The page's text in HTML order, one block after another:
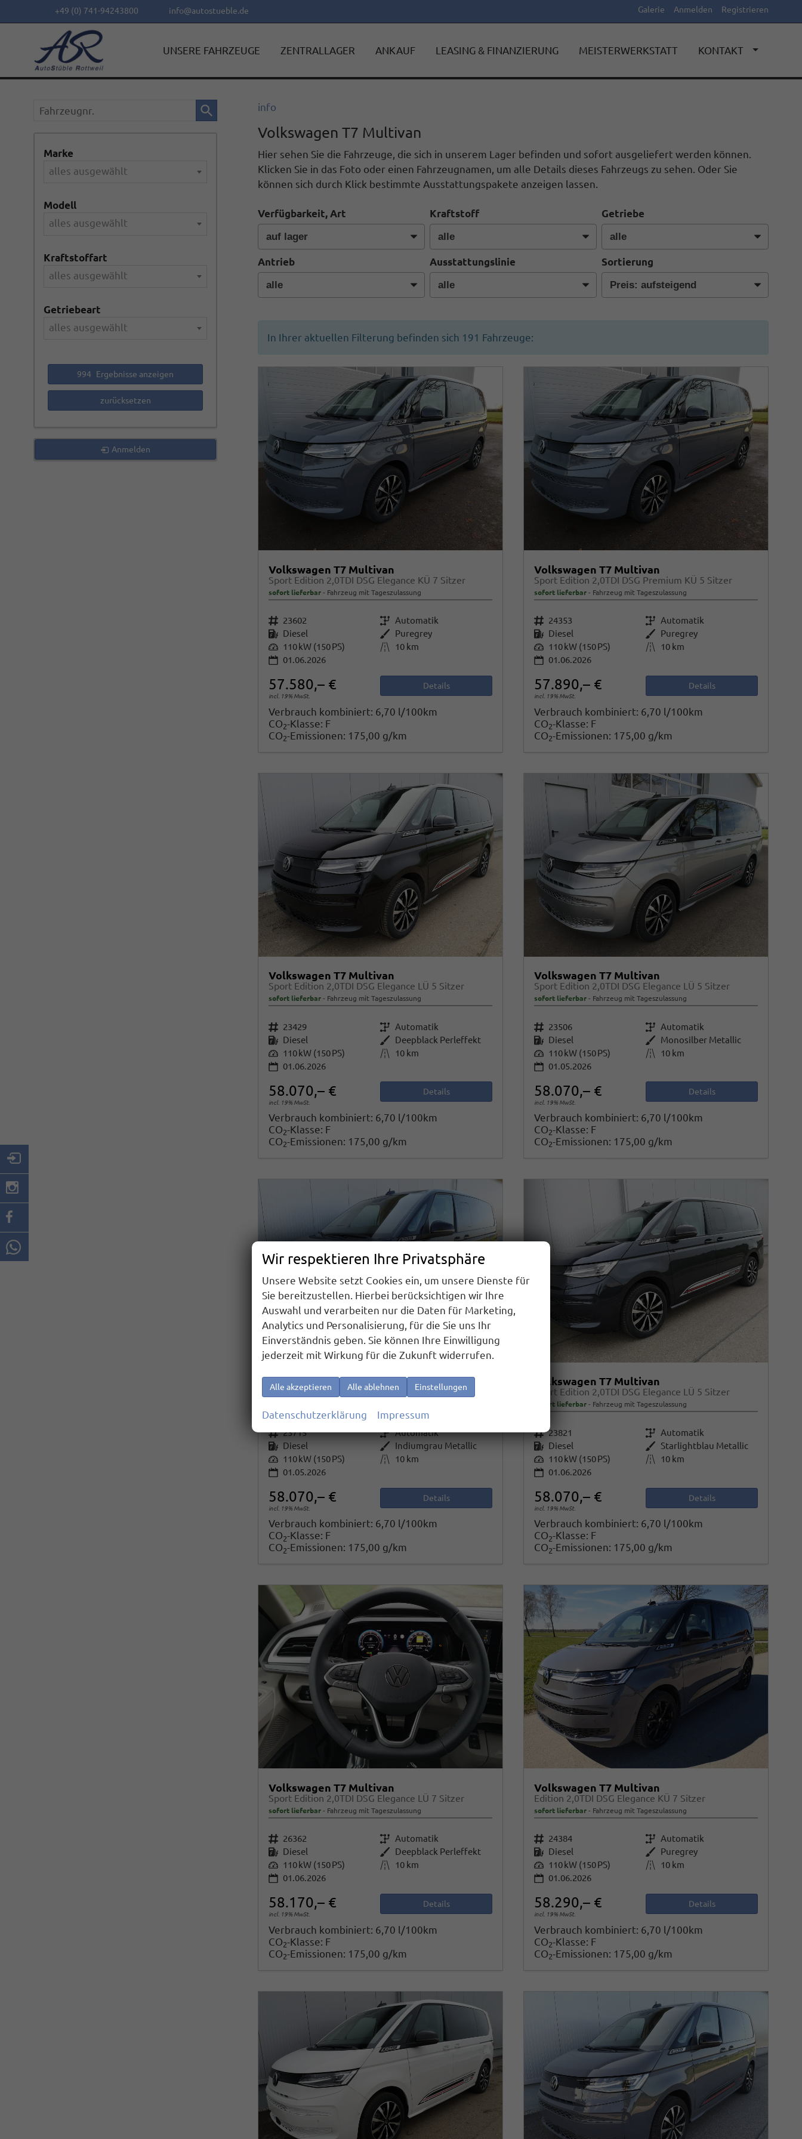
+49 (0) 741-94243800 info@autostueble.de Galerie Anmelden Registrieren
UNSERE FAHRZEUGE ZENTRALLAGER ANKAUF LEASING & FINANZIERUNG MEISTERWERKSTATT KONTAKT
info
Volkswagen T7 Multivan
Hier sehen Sie die Fahrzeuge, die sich in unserem Lager befinden und sofort ausgeliefert werden können.
Klicken Sie in das Foto oder einen Fahrzeugnamen, um alle Details dieses Fahrzeugs zu sehen. Oder Sie
können sich durch Klick bestimmte Ausstattungspakete anzeigen lassen.
Verfügbarkeit, Art Kraftstoff Getriebe
Antrieb Ausstattungslinie Sortierung
In Ihrer aktuellen Filterung befinden sich 191 Fahrzeuge:
Volkswagen T7 Multivan
Sport Edition 2,0TDI DSG Elegance KÜ 7 Sitzer
sofort lieferbar Fahrzeug mit Tageszulassung
Fahrzeugnr. 23602 GetriebeAutomatik
Kraftstoff Diesel Außenfarbe Puregrey
Leistung 110 kW (150 PS) Kilometerstand
10 km
01.06.2026
57.580,– €
incl. 19% MwSt.
Details
Verbrauch kombiniert: 6,70 l/100km
CO2-Klasse: F
CO2-Emissionen: 175,00 g/km
Volkswagen T7 Multivan
Sport Edition 2,0TDI DSG Premium KÜ 5 Sitzer
sofort lieferbar Fahrzeug mit Tageszulassung
Fahrzeugnr. 24353 GetriebeAutomatik
Kraftstoff Diesel Außenfarbe Puregrey
Leistung 110 kW (150 PS) Kilometerstand 10 km
01.06.2026
57.890,– €
incl. 19% MwSt.
Details
Verbrauch kombiniert: 6,70 l/100km
CO2-Klasse: F
CO2-Emissionen: 175,00 g/km
Volkswagen T7 Multivan
Sport Edition 2,0TDI DSG Elegance LÜ 5 Sitzer
sofort lieferbar Fahrzeug mit Tageszulassung
Fahrzeugnr. 23429 GetriebeAutomatik
Kraftstoff Diesel Außenfarbe Deepblack Perleffekt
Leistung 110 kW (150 PS) Kilometerstand
10 km
01.06.2026
58.070,– €
incl. 19% MwSt.
Details
Verbrauch kombiniert: 6,70 l/100km
CO2-Klasse: F
CO2-Emissionen: 175,00 g/km
Volkswagen T7 Multivan
Sport Edition 2,0TDI DSG Elegance LÜ 5 Sitzer
sofort lieferbar Fahrzeug mit Tageszulassung
Fahrzeugnr. 23506 GetriebeAutomatik
Kraftstoff Diesel Außenfarbe Monosilber Metallic
Leistung 110 kW (150 PS) Kilometerstand 10 km
01.05.2026
58.070,– €
incl. 19% MwSt.
Details
Verbrauch kombiniert: 6,70 l/100km
CO2-Klasse: F
CO2-Emissionen: 175,00 g/km
Volkswagen T7 Multivan
Sport Edition 2,0TDI DSG Elegance LÜ 5 Sitzer
Fahrzeugnr.23715 GetriebeAutomatik
Kraftstoff Diesel Außenfarbe Indiumgrau Metallic
Leistung 110 kW (150 PS) Kilometerstand
10 km
01.05.2026
58.070,– €
incl. 19% MwSt.
Details
Verbrauch kombiniert: 6,70 l/100km
CO2-Klasse: F
CO2-Emissionen: 175,00 g/km
Volkswagen T7 Multivan
Sport Edition 2,0TDI DSG Elegance LÜ 5 Sitzer
sofort lieferbar Fahrzeug mit Tageszulassung
Fahrzeugnr.23821 GetriebeAutomatik
Kraftstoff Diesel Außenfarbe Starlightblau Metallic
Leistung 110 kW (150 PS) Kilometerstand 10 km
01.06.2026
58.070,– €
incl. 19% MwSt.
Details
Verbrauch kombiniert: 6,70 l/100km
CO2-Klasse: F
CO2-Emissionen: 175,00 g/km
Volkswagen T7 Multivan
Sport Edition 2,0TDI DSG Elegance LÜ 7 Sitzer
sofort lieferbar Fahrzeug mit Tageszulassung
Fahrzeugnr. 26362 GetriebeAutomatik
Kraftstoff Diesel Außenfarbe Deepblack Perleffekt
Leistung 110 kW (150 PS) Kilometerstand
10 km
01.06.2026
58.170,– €
incl. 19% MwSt.
Details
Verbrauch kombiniert: 6,70 l/100km
CO2-Klasse: F
CO2-Emissionen: 175,00 g/km
Volkswagen T7 Multivan
Edition 2,0TDI DSG Elegance KÜ 7 Sitzer
sofort lieferbar Fahrzeug mit Tageszulassung
Fahrzeugnr. 24384 GetriebeAutomatik
Kraftstoff Diesel Außenfarbe Puregrey
Leistung 110 kW (150 PS) Kilometerstand 10 km
01.06.2026
58.290,– €
incl. 19% MwSt.
Details
Verbrauch kombiniert: 6,70 l/100km
CO2-Klasse: F
CO2-Emissionen: 175,00 g/km
Fahrzeugnr.
Marke
alles ausgewählt
Modell
alles ausgewählt
Kraftstoffart
alles ausgewählt
Getriebeart
alles ausgewählt
994 Ergebnisse anzeigen
zurücksetzen
Anmelden
Wir respektieren Ihre Privatsphäre
Unsere Website setzt Cookies ein, um unsere Dienste für
Sie bereitzustellen. Hierbei berücksichtigen wir Ihre
Auswahl und verarbeiten nur die Daten für Marketing,
Analytics und Personalisierung, für die Sie uns Ihr
Einverständnis geben. Sie können Ihre Einwilligung
jederzeit mit Wirkung für die Zukunft widerrufen.
Alle akzeptieren Alle ablehnen Einstellungen
Datenschutzerklärung Impressum